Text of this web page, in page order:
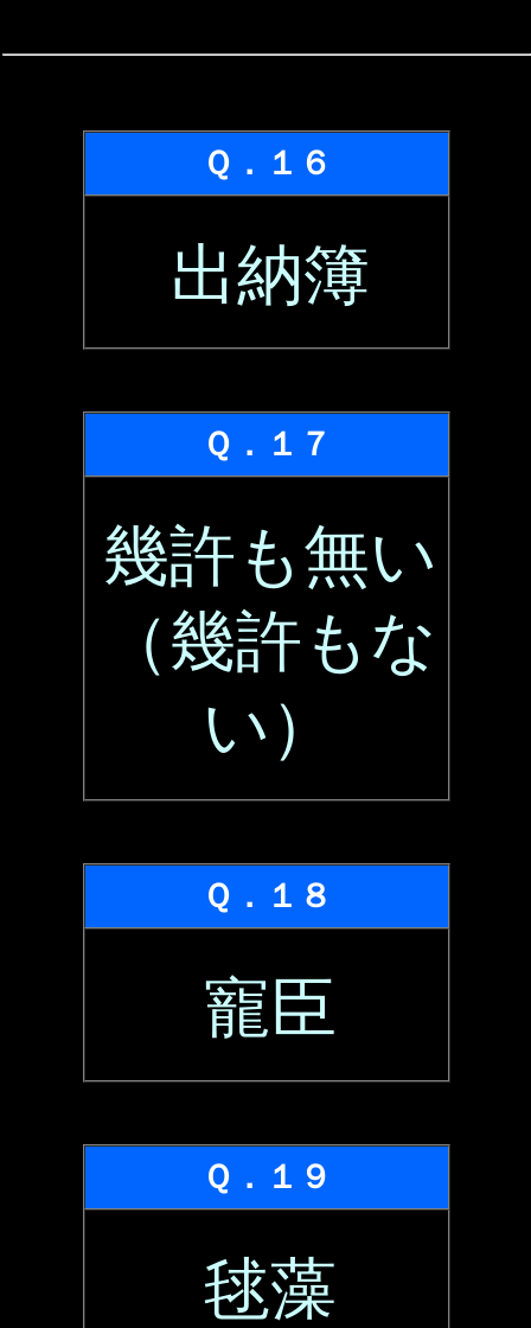
Ｑ．１６
出納簿
Ｑ．１７
幾許も無い
（幾許もな
い）
Ｑ．１８
寵臣
Ｑ．１９
毬藻